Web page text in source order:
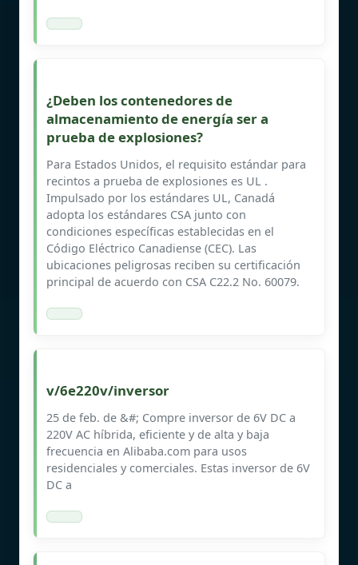
¿Deben los contenedores de
almacenamiento de energía ser a
prueba de explosiones?
Para Estados Unidos, el requisito estándar para
recintos a prueba de explosiones es UL .
Impulsado por los estándares UL, Canadá
adopta los estándares CSA junto con
condiciones específicas establecidas en el
Código Eléctrico Canadiense (CEC). Las
ubicaciones peligrosas reciben su certificación
principal de acuerdo con CSA C22.2 No. 60079.
v/6e220v/inversor
25 de feb. de &#; Compre inversor de 6V DC a
220V AC híbrida, eficiente y de alta y baja
frecuencia en Alibaba.com para usos
residenciales y comerciales. Estas inversor de 6V
DC a